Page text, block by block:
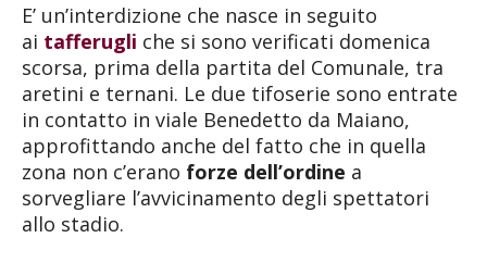
E’ un’interdizione che nasce in seguito
ai tafferugli che si sono verificati domenica
scorsa, prima della partita del Comunale, tra
aretini e ternani. Le due tifoserie sono entrate
in contatto in viale Benedetto da Maiano,
approfittando anche del fatto che in quella
zona non c’erano forze dell’ordine a
sorvegliare l’avvicinamento degli spettatori
allo stadio.